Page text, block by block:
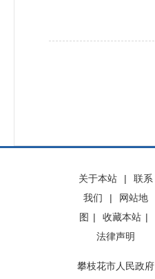
关于本站 |
联系
我们
|
网站地
图 | 收藏本站 |
法律声明
攀枝花市人民政府